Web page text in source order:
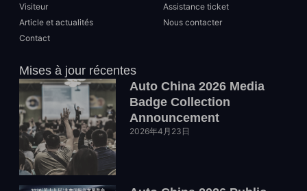
Visiteur
Article et actualités
Contact
Assistance ticket
Nous contacter
Mises à jour récentes
Auto China 2026 Media
Badge Collection
Announcement
2026年4月23日